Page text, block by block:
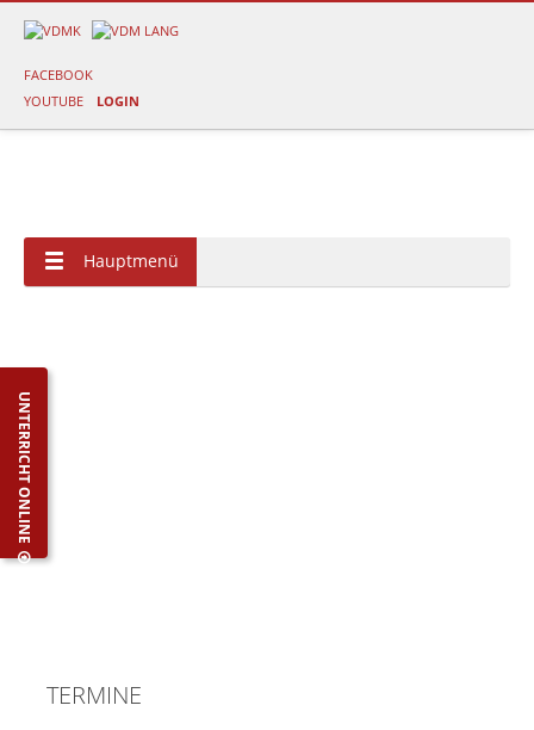
FACEBOOK
YOUTUBE
LOGIN
Hauptmenü
TERMINE
UNTERRICHT ONLINE